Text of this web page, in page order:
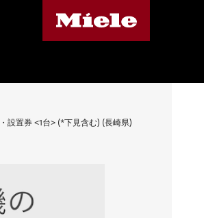
設置券 <1台> (*下見含む) (長崎県)